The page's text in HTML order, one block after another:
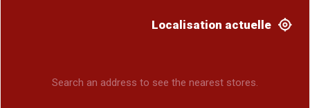
Localisation actuelle
Search an address to see the nearest stores.